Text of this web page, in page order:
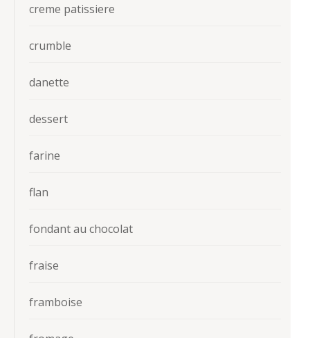
creme patissiere
crumble
danette
dessert
farine
flan
fondant au chocolat
fraise
framboise